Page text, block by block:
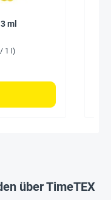
ml
1 l)
über TimeTEX